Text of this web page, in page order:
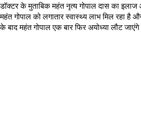
डॉक्टर के मुताबिक महंत नृत्य गोपाल दास का
महंत गोपाल को लगातार स्वास्थ्य लाभ मिल रहा
के बाद महंत गोपाल एक बार फिर अयोध्या लौट